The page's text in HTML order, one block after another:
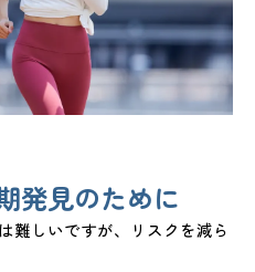
発見のために
難しいですが、リスクを減ら